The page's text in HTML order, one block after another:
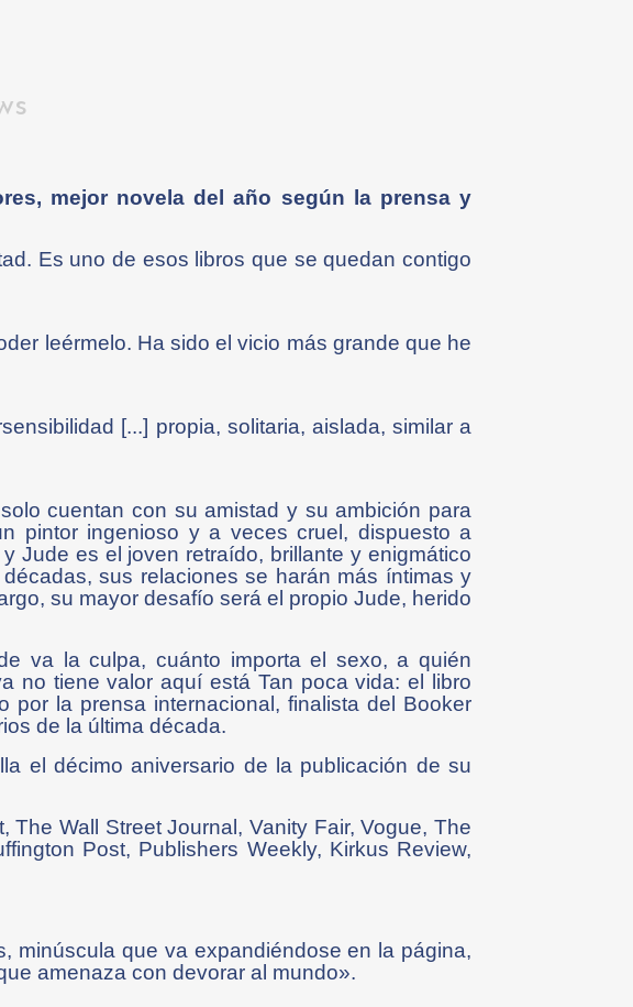
mejor novela del año según la prensa y
Es uno de esos libros que se quedan contigo
leérmelo. Ha sido el vicio más grande que he
[...] propia, solitaria, aislada, similar a
cuentan con su amistad y su ambición para
pintor ingenioso y a veces cruel, dispuesto a
Jude es el joven retraído, brillante y enigmático
sus relaciones se harán más íntimas y
su mayor desafío será el propio Jude, herido
va la culpa, cuánto importa el sexo, a quién
no tiene valor aquí está Tan poca vida: el libro
la prensa internacional, finalista del Booker
de la última década.
el décimo aniversario de la publicación de su
Wall Street Journal, Vanity Fair, Vogue, The
Post, Publishers Weekly, Kirkus Review,
minúscula que va expandiéndose en la página,
amenaza con devorar al mundo».